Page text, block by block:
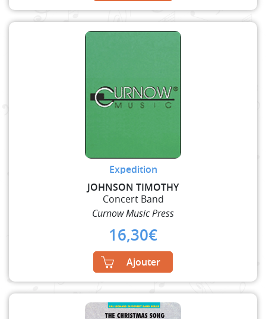
Expedition
JOHNSON TIMOTHY
Concert Band
Curnow Music Press
16,30€
Ajouter